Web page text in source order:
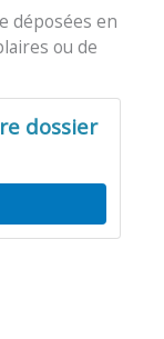
déposées en
ou de
dossier